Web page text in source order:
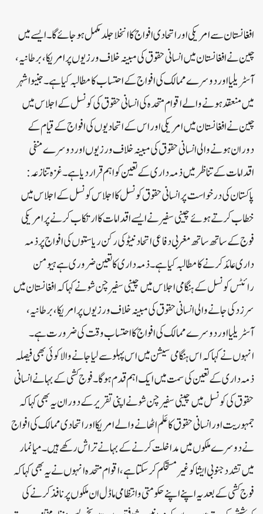
افغانستان سے امریکی اور اتحادی افواج کا انخلا جلد مکمل ہو جائے گا۔ ایسے میں
چین نے افغانستان میں انسانی حقوق کی مبینہ خلاف ورزیوں پر امریکا، برطانیہ،
آسٹریلیا اور دوسرے ممالک کی افواج کے احتساب کا مطالبہ کیا ہے۔جنیوا شہر
میں منعقد ہونے والے اقوام متحدہ کی انسانی حقوق کی کونسل کے اجلاس میں
چین نے افغانستان میں امریکی اور اس کے اتحادیوں کی افواج کے قیام کے
دوران ہونے والی انسانی حقوق کی مبینہ خلاف ورزیوں اور دوسرے منفی
اقدامات کے تناظر میں ذمہ داری کے تعین کو اہم قرار دیا ہے۔ غزہ تنازعہ:
پاکستان کی درخواست پر انسانی حقوق کونسل کا اجلاس کونسل کے اجلاس میں
خطاب کرتے ہوئے چینی سفیر نے ایسے اقدامات کا ارتکاب کرنے پر امریکی
فوج کے ساتھ ساتھ مغربی دفاعی اتحاد نیٹو کی رکن ریاستوں کی افواج پر ذمہ
داری عائد کرنے کا مطالبہ کیا ہے۔ ذمہ داری کا تعین ضروری ہے ہیومن
رائٹس کونسل کے ہنگامی اجلاس میں چینی سفیر چن شو نے کہا کہ افغانستان میں
سرزد کی جانے والی انسانی حقوق کی مبینہ خلاف ورزیوں پر امریکا، برطانیہ،
آسٹریلیا اور دوسرے ممالک کی افواج کا احتساب وقت کی ضرورت ہے۔
انہوں نے کہا کہ اس ہنگامی سیشن میں اس پہلو سے لیا جانے والا کوئی بھی فیصلہ
ذمہ داری کے تعین کی سمت میں ایک اہم قدم ہو گا۔ فوج کشی کے بہانے انسانی
حقوق کی کونسل میں چینی سفیر چن شو نے اپنی تقریر کے دوران یہ بھی کہا کہ
جمہوریت اور انسانی حقوق کا عَلم اٹھانے والے امریکا اور اتحادی ممالک کی افواج
نے دوسرے ملکوں میں مداخلت کرنے کے بہانے تراش رکھے ہیں۔ میانمار
میں تشدد جنوبی ایشا کو غیر مستحکم کر سکتا ہے، اقوام متحدہ انہوں نے یہ بھی کہا کہ
فوج کشی کے بعد یہ اپنے اپنے حکومتی و انتظامی ماڈل ان ملکوں پر نافذ کرنے کی